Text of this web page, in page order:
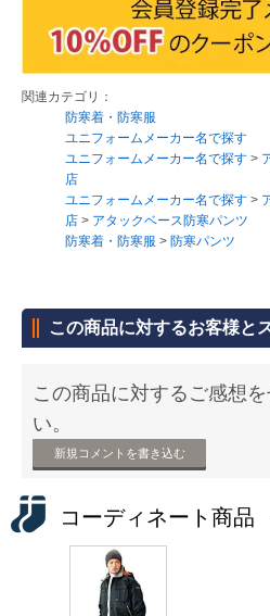
関連カテゴリ：
防寒着・防寒服
ユニフォームメーカー名で探す
ユニフォームメーカー名で探す >
店
ユニフォームメーカー名で探す >
店 > アタックベース防寒パンツ
防寒着・防寒服 > 防寒パンツ
この商品に対するお客様と
この商品に対するご感想
い。
新規コメントを書き込む
コーディネート商品